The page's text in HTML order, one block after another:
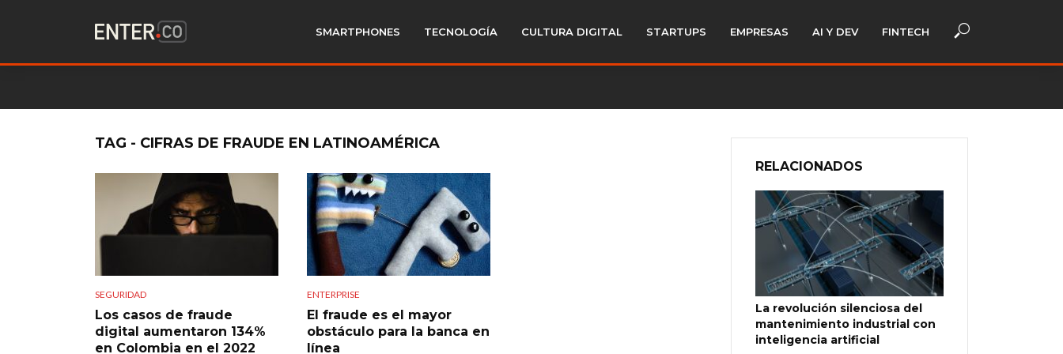
SMARTPHONES TECNOLOGÍA CULTURA DIGITAL STARTUPS EMPRESAS AI Y DEV FINTECH
TAG - CIFRAS DE FRAUDE EN LATINOAMÉRICA
SEGURIDAD
Los casos de fraude
digital aumentaron 134%
en Colombia en el 2022
ENTERPRISE
El fraude es el mayor
obstáculo para la banca en
línea
RELACIONADOS
La revolución silenciosa del
mantenimiento industrial con
inteligencia artificial